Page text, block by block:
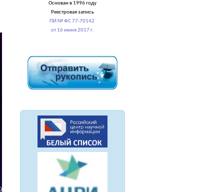
Основан в 1996 году
Реестровая запись
ПИ № ФС 77-70142
от 16 июня 2017 г.